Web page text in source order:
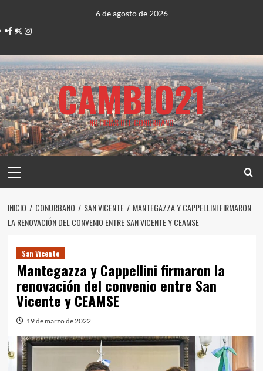
contenido
6 de agosto de 2026
Facebook
TwitterInstagram
CAMBIO21
NOTICIAS DEL CONURBANO
principal
INICIO CONURBANO SAN VICENTE
MANTEGAZZA Y CAPPELLINI FIRMARON
LA RENOVACIÓN DEL CONVENIO ENTRE SAN VICENTE Y CEAMSE
San Vicente
Mantegazza y Cappellini firmaron la
renovación del convenio entre San
Vicente y CEAMSE
19 de marzo de 2022